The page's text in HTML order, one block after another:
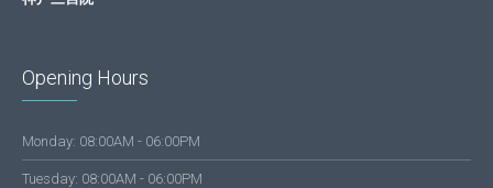
Opening Hours
Monday: 08:00AM - 06:00PM
Tuesday: 08:00AM - 06:00PM